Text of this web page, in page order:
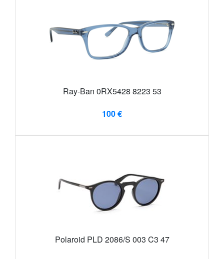
Ray-Ban 0RX5428 8223 53
100 €
Polaroid PLD 2086/S 003 C3 47